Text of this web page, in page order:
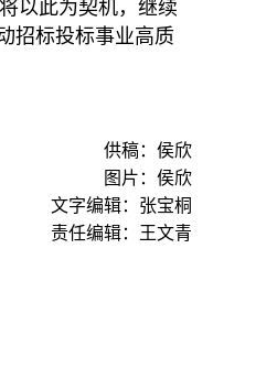
以此为契机，继续
招标投标事业高质
供稿：侯欣
图片：侯欣
文字编辑：张宝桐
责任编辑：王文青